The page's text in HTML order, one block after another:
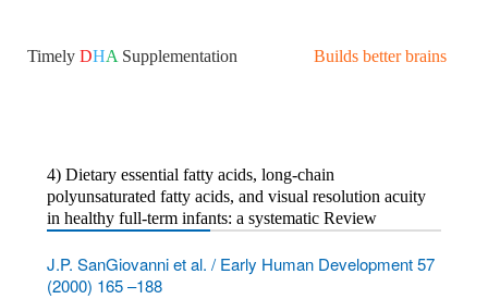
Timely DHA Supplementation Builds better brains
4) Dietary essential fatty acids, long-chain
polyunsaturated fatty acids, and visual resolution acuity
in healthy full-term infants: a systematic Review
J.P. SanGiovanni et al. / Early Human Development 57
(2000) 165 –188